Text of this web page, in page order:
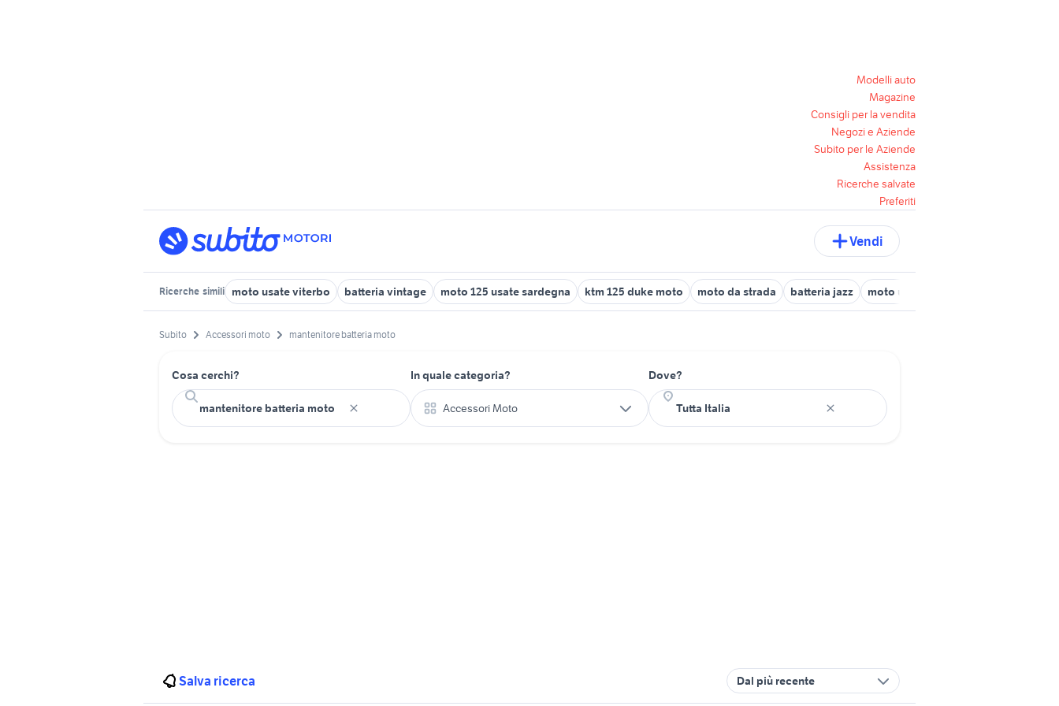
Modelli auto
Magazine
Consigli per la vendita
Negozi e Aziende
Subito per le Aziende
Assistenza
Ricerche salvate
Preferiti
Vendi
Ricerche simili moto usate viterbo batteria vintage moto 125 usate sardegna ktm 125 duke moto moto da strada batteria jazz moto usate trapani e provincia
Subito Accessori moto mantenitore batteria moto
Cosa cerchi? In quale categoria?
Accessori Moto
Dove?
Salva ricerca Dal più recente